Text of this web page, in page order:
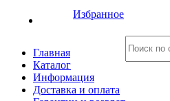
Избранное
Главная
Каталог
Информация
Доставка и оплата